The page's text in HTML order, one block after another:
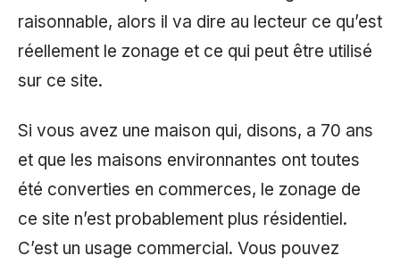
raisonnable, alors il va dire au lecteur ce qu’est
réellement le zonage et ce qui peut être utilisé
sur ce site.
Si vous avez une maison qui, disons, a 70 ans
et que les maisons environnantes ont toutes
été converties en commerces, le zonage de
ce site n’est probablement plus résidentiel.
C’est un usage commercial. Vous pouvez